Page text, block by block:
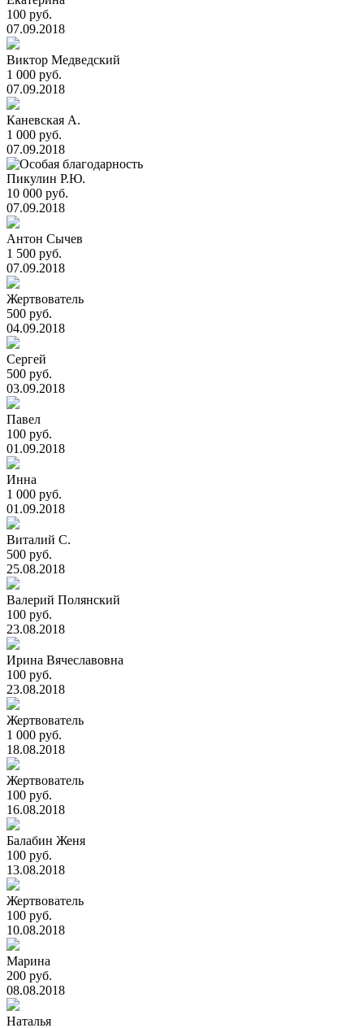
100 руб.
07.09.2018
Виктор Медведский
1 000 руб.
07.09.2018
Каневская А.
1 000 руб.
07.09.2018
Пикулин Р.Ю.
10 000 руб.
07.09.2018
Антон Сычев
1 500 руб.
07.09.2018
Жертвователь
500 руб.
04.09.2018
Сергей
500 руб.
03.09.2018
Павел
100 руб.
01.09.2018
Инна
1 000 руб.
01.09.2018
Виталий С.
500 руб.
25.08.2018
Валерий Полянский
100 руб.
23.08.2018
Ирина Вячеславовна
100 руб.
23.08.2018
Жертвователь
1 000 руб.
18.08.2018
Жертвователь
100 руб.
16.08.2018
Балабин Женя
100 руб.
13.08.2018
Жертвователь
100 руб.
10.08.2018
Марина
200 руб.
08.08.2018
Наталья